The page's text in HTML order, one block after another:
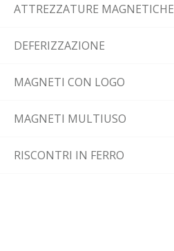
ATTREZZATURE MAGNETICHE
DEFERIZZAZIONE
MAGNETI CON LOGO
MAGNETI MULTIUSO
RISCONTRI IN FERRO